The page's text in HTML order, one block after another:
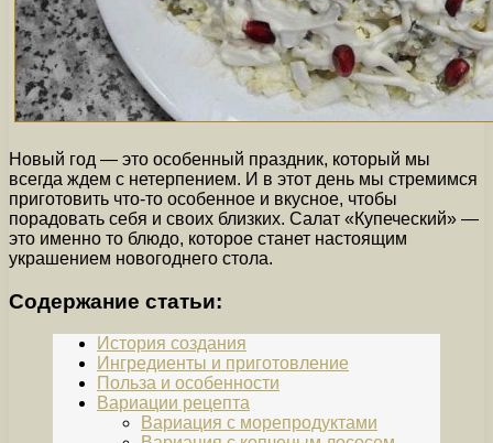
Новый год — это особенный праздник, который мы
всегда ждем с нетерпением. И в этот день мы стремимся
приготовить что-то особенное и вкусное, чтобы
порадовать себя и своих близких. Салат «Купеческий» —
это именно то блюдо, которое станет настоящим
украшением новогоднего стола.
Содержание статьи:
История создания
Ингредиенты и приготовление
Польза и особенности
Вариации рецепта
Вариация с морепродуктами